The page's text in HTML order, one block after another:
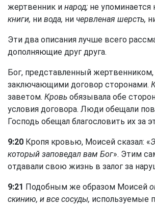
жертвенник и народ; не упоминается
книги, ни вода, ни червленая шерсть,
Эти два описания лучше всего
дополняющие друг друга.
Бог, представленный жертвенником,
заключающими договор сторонами.
заветом. Кровь обязывала обе
условия договора. Люди обещали
Господь обещал благословить их за
9:20 Кропя кровью, Моисей сказал: «
который заповедал вам Бог». Этим
отдавали свою жизнь в залог за
9:21 Подобным же образом Моисей
скинию, и все сосуды, используемые